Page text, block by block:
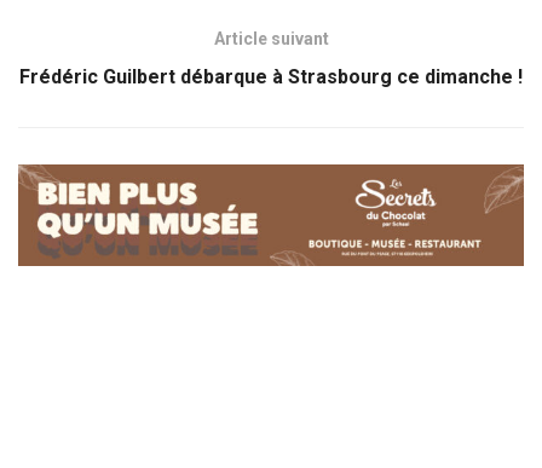
Article suivant
Frédéric Guilbert débarque à Strasbourg ce dimanche !